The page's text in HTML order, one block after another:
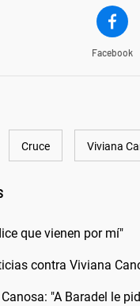
Facebook
Cruce Viviana
que vienen por mí"
contra Viviana
"A Baradel le